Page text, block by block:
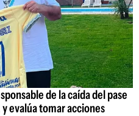
de la caída del pase
evalúa tomar acciones